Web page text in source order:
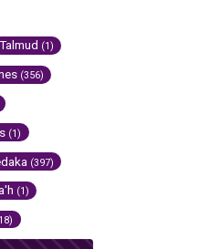
Talmud (1)
(356)
(1)
(397)
(1)